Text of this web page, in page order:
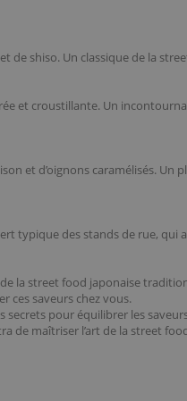
shiso. Un classique de la
et croustillante. Un
et d’oignons caramélisés.
typique des stands de rue,
la street food japonaise
ces saveurs chez vous.
pour équilibrer les
de maîtriser l’art de la street